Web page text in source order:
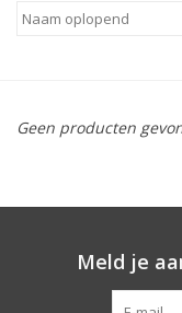
Merken
Geen producten
Meld je